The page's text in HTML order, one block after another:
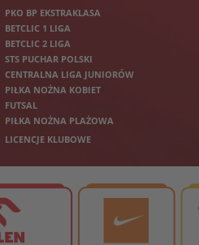
PKO BP EKSTRAKLASA
BETCLIC 1 LIGA
BETCLIC 2 LIGA
STS PUCHAR POLSKI
CENTRALNA LIGA JUNIORÓW
PIŁKA NOŻNA KOBIET
FUTSAL
PIŁKA NOŻNA PLAŻOWA
LICENCJE KLUBOWE